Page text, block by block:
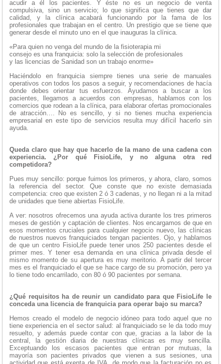
acudir a él los pacientes. Y éste no es un negocio de venta
compulsiva, sino un servicio; lo que significa que tienes que dar
calidad, y la clínica acabará funcionando por la fama de los
profesionales que trabajan en el centro. Un prestigio que se tiene que
generar desde el minuto uno en el que inauguras la clínica.
«Para quien no venga del mundo de la fisioterapia mi
consejo es una franquicia: solo la selección de profesionales
y las licencias de Sanidad son un trabajo enorme»
Haciéndolo en franquicia siempre tienes una serie de manuales
operativos con todos los pasos a seguir, y recomendaciones de hacía
donde debes orientar tus esfuerzos. Ayudamos a buscar a los
pacientes, llegamos a acuerdos con empresas, hablamos con los
comercios que rodean a la clínica, para elaborar ofertas promocionales
de atracción…. No es sencillo, y si no tienes mucha experiencia
empresarial en este tipo de servicios resulta muy difícil hacerlo sin
ayuda.
Queda claro que hay que hacerlo de la mano de una cadena con
experiencia. ¿Por qué FisioLife, y no alguna otra red
competidora?
Pues muy sencillo: porque fuimos los primeros, y ahora, claro, somos
la referencia del sector. Que conste que no existe demasiada
competencia: creo que existen 2 ó 3 cadenas, y no llegan ni a la mitad
de unidades que tiene abiertas FisioLife.
A ver: nosotros ofrecemos una ayuda activa durante los tres primeros
meses de gestión y captación de clientes. Nos encargamos de que en
esos momentos cruciales para cualquier negocio nuevo, las clínicas
de nuestros nuevos franquiciados tengan pacientes. Ojo, y hablamos
de que un centro FisioLife puede tener unos 250 pacientes desde el
primer mes. Y tener esa demanda en una clínica privada desde el
mismo momento de su apertura es muy meritorio. A partir del tercer
mes es el franquiciado el que se hace cargo de su promoción, pero ya
lo tiene todo encarrilado, con 80 ó 90 pacientes por semana.
¿Qué requisitos ha de reunir un candidato para que FisioLife le
conceda una licencia de franquicia para operar bajo su marca?
Hemos creado el modelo de negocio idóneo para todo aquel que no
tiene experiencia en el sector salud: al franquiciado se le da todo muy
resuelto, y además puede contar con que, gracias a la labor de la
central, la gestión diaria de nuestras clínicas es muy sencilla.
Exceptuando los escasos pacientes que entran por mutuas, la
mayoría son pacientes privados que vienen a sus sesiones, una